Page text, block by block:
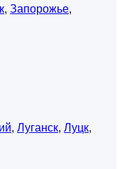
, Запорожье,
, Луганск, Луцк,